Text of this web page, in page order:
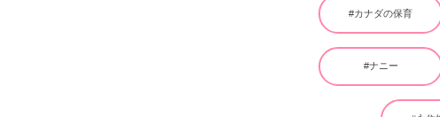
#カナダの保育
#ナニー